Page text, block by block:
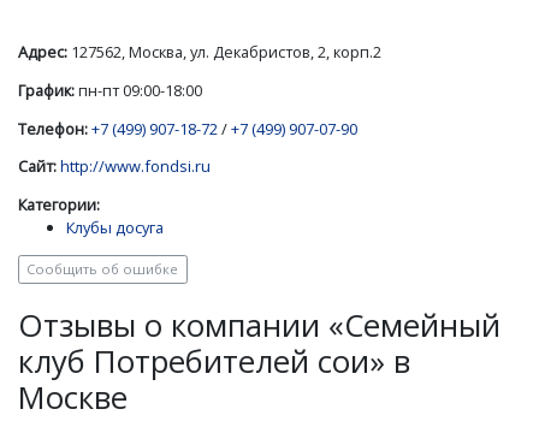
Адрес: 127562, Москва, ул. Декабристов, 2, корп.2
График:пн-пт 09:00-18:00
Телефон:+7 (499) 907-18-72 /+7 (499) 907-07-90
Сайт:http://www.fondsi.ru
Категории:
Клубы досуга
Сообщить об ошибке
Отзывы о компании «Семейный
клуб Потребителей сои» в
Москве